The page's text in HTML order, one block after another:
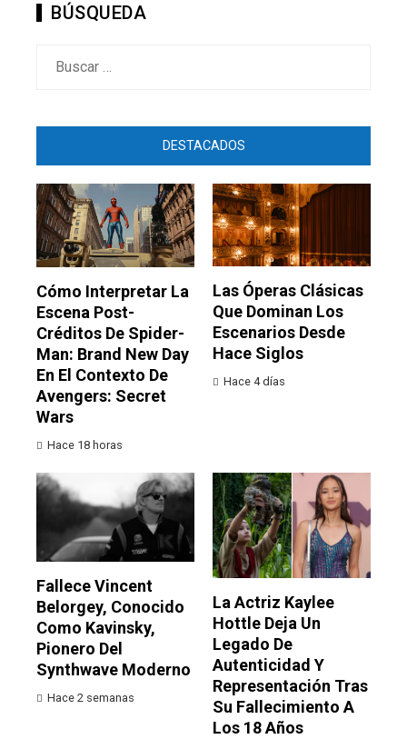
BÚSQUEDA
DESTACADOS
Cómo Interpretar La
Escena Post-
Créditos De Spider-
Man: Brand New Day
En El Contexto De
Avengers: Secret
Wars
Hace 18 horas
Las Óperas Clásicas
Que Dominan Los
Escenarios Desde
Hace Siglos
Hace 4 días
Fallece Vincent
Belorgey, Conocido
Como Kavinsky,
Pionero Del
Synthwave Moderno
Hace 2 semanas
La Actriz Kaylee
Hottle Deja Un
Legado De
Autenticidad Y
Representación Tras
Su Fallecimiento A
Los 18 Años